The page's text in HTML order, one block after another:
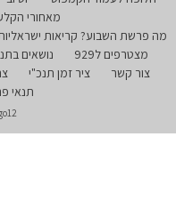
מאחורי
מה פרשת השבוע? קריאות
מצטרפים ל929
נושאים
צור קשר
ציר זמן תנכ"י
תנאי